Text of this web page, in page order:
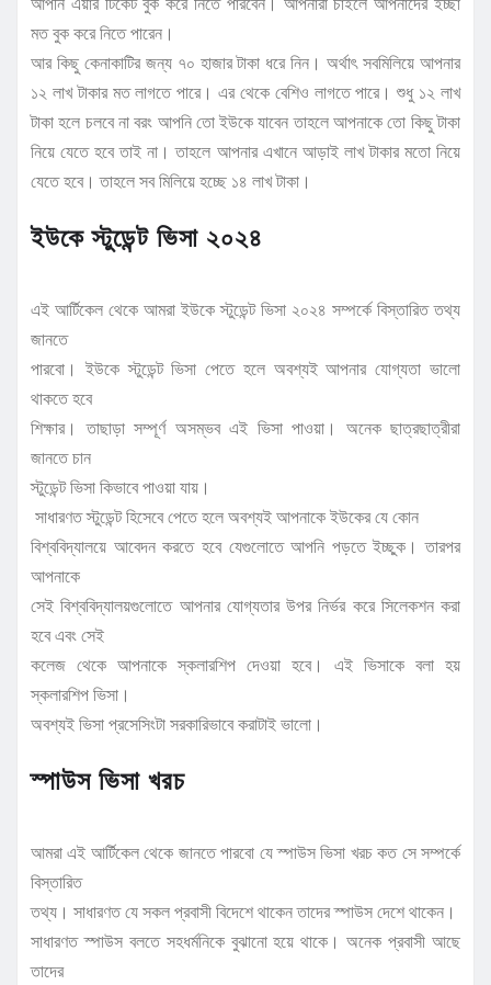
মত বুক করে নিতে পারেন।
আর কিছু কেনাকাটির জন্য ৭০ হাজার টাকা ধরে নিন। অর্থাৎ সবমিলিয়ে আপনার
১২ লাখ টাকার মত লাগতে পারে। এর থেকে বেশিও লাগতে পারে। শুধু ১২ লাখ
টাকা হলে চলবে না বরং আপনি তো ইউকে যাবেন তাহলে আপনাকে তো কিছু টাকা
নিয়ে যেতে হবে তাই না। তাহলে আপনার এখানে আড়াই লাখ টাকার মতো নিয়ে
যেতে হবে। তাহলে সব মিলিয়ে হচ্ছে ১৪ লাখ টাকা।
ইউকে স্টুডেন্ট ভিসা ২০২৪
এই আর্টিকেল থেকে আমরা ইউকে স্টুডেন্ট ভিসা ২০২৪ সম্পর্কে বিস্তারিত তথ্য
জানতে
পারবো। ইউকে স্টুডেন্ট ভিসা পেতে হলে অবশ্যই আপনার যোগ্যতা ভালো
থাকতে হবে
শিক্ষার। তাছাড়া সম্পূর্ণ অসম্ভব এই ভিসা পাওয়া। অনেক ছাত্রছাত্রীরা
জানতে চান
স্টুডেন্ট ভিসা কিভাবে পাওয়া যায়।
সাধারণত স্টুডেন্ট হিসেবে পেতে হলে অবশ্যই আপনাকে ইউকের যে কোন
বিশ্ববিদ্যালয়ে আবেদন করতে হবে যেগুলোতে আপনি পড়তে ইচ্ছুক। তারপর
আপনাকে
সেই বিশ্ববিদ্যালয়গুলোতে আপনার যোগ্যতার উপর নির্ভর করে সিলেকশন করা
হবে এবং সেই
কলেজ থেকে আপনাকে স্কলারশিপ দেওয়া হবে। এই ভিসাকে বলা হয়
স্কলারশিপ ভিসা।
অবশ্যই ভিসা প্রসেসিংটা সরকারিভাবে করাটাই ভালো।
স্পাউস ভিসা খরচ
আমরা এই আর্টিকেল থেকে জানতে পারবো যে স্পাউস ভিসা খরচ কত সে সম্পর্কে
বিস্তারিত
তথ্য। সাধারণত যে সকল প্রবাসী বিদেশে থাকেন তাদের স্পাউস দেশে থাকেন।
সাধারণত স্পাউস বলতে সহধর্মনিকে বুঝানো হয়ে থাকে। অনেক প্রবাসী আছে
তাদের